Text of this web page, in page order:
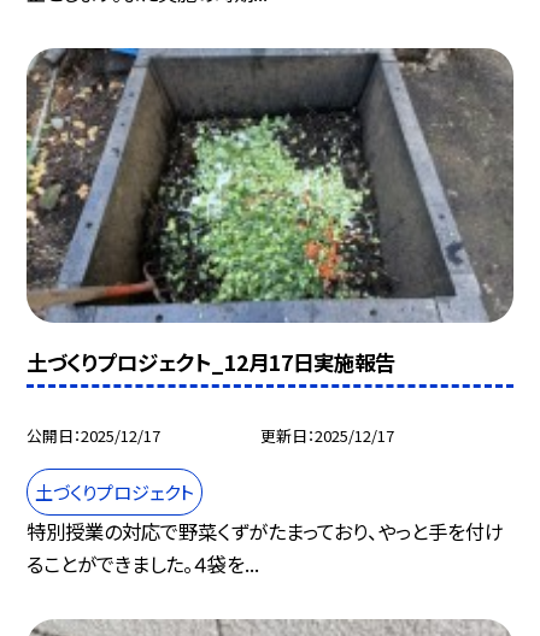
土づくりプロジェクト_12月17日実施報告
公開日 2025/12/17 更新日 2025/12/17
土づくりプロジェクト
特別授業の対応で野菜くずがたまっており、やっと手を付け
ることができました。４袋を...